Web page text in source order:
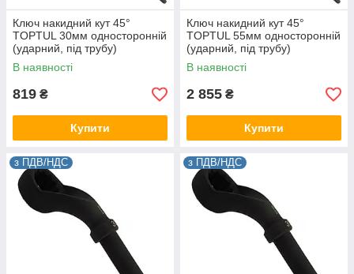
Ключ накидний кут 45°
TOPTUL 30мм односторонній
(ударний, під трубу)
AAAS3030
В наявності
819 ₴
Купити
Ключ накидний кут 45°
TOPTUL 55мм односторонній
(ударний, під трубу)
AAAS5555
В наявності
2 855 ₴
Купити
з ПДВ/НДС з ПДВ/НДС